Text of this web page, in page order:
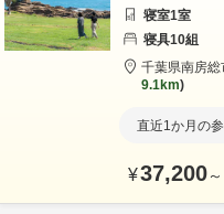
寝室1室
寝具10組
千葉県南房総
9.1km
直近1か月の
¥37,200～